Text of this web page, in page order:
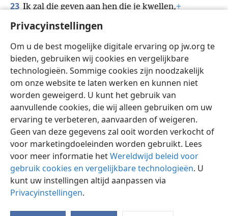
Privacyinstellingen
Om u de best mogelijke digitale ervaring op jw.org te
bieden, gebruiken wij cookies en vergelijkbare
technologieën. Sommige cookies zijn noodzakelijk
om onze website te laten werken en kunnen niet
worden geweigerd. U kunt het gebruik van
aanvullende cookies, die wij alleen gebruiken om uw
ervaring te verbeteren, aanvaarden of weigeren.
Geen van deze gegevens zal ooit worden verkocht of
voor marketingdoeleinden worden gebruikt. Lees
voor meer informatie hetWereldwijd beleid voor
gebruik cookies en vergelijkbare technologieën. U
kunt uw instellingen altijd aanpassen via
Privacyinstellingen.
23 Ik zal die geven aan hen die je kwellen,+
aan hen die tegen je
kunnen we over je heen lopen!”
Je maakte je rug als de grond,
als een straat waar ze overheen konden gaan.’
Nederlands Delen Instellingen
Copyright © 2026 Watch Tower Bible and Tract Society of Pennsylvania
Gebruiksvoorwaarden Privacybeleid
Privacyinstellingen
JW.ORG
Inloggen